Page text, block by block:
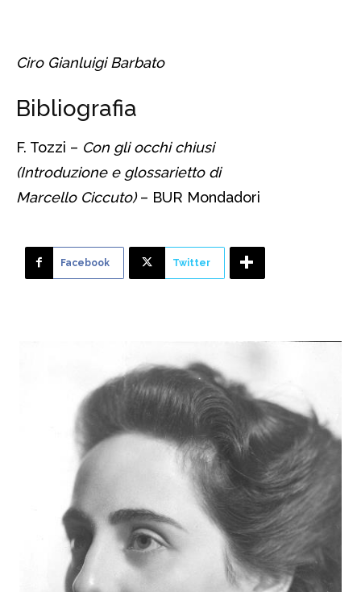
Ciro Gianluigi Barbato
Bibliografia
F. Tozzi – Con gli occhi chiusi
(Introduzione e glossarietto di
Marcello Ciccuto)– BUR Mondadori
Facebook Twitter